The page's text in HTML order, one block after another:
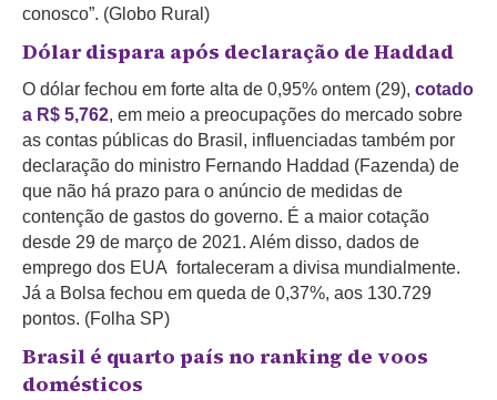
conosco”. (Globo Rural)
Dólar dispara após declaração de Haddad
O dólar fechou em forte alta de 0,95% ontem (29), cotado
a R$ 5,762, em meio a preocupações do mercado sobre
as contas públicas do Brasil, influenciadas também por
declaração do ministro Fernando Haddad (Fazenda) de
que não há prazo para o anúncio de medidas de
contenção de gastos do governo. É a maior cotação
desde 29 de março de 2021. Além disso, dados de
emprego dos EUA fortaleceram a divisa mundialmente.
Já a Bolsa fechou em queda de 0,37%, aos 130.729
pontos. (Folha SP)
Brasil é quarto país no ranking de voos
domésticos